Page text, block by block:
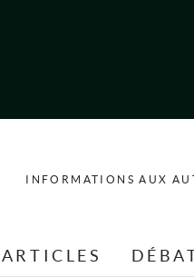
INFORMATIONS AUX
ARTICLES